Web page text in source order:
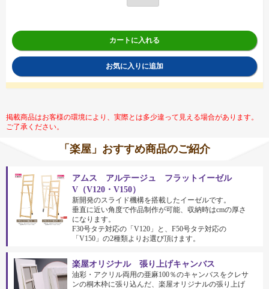
カートに入れる
お気に入りに追加
掲載商品はお客様の環境により、実際とは多少違って見える場合があります。
ご了承ください。
「楽屋」おすすめ商品のご紹介
アムス アルテージュ フラットイーゼル
V（V120・V150）
新開発のスライド機構を搭載したイーゼルです。
垂直に近い角度で作品制作が可能、収納時はcmの厚さ
になります。
F30号タテ対応の「V120」と、F50号タテ対応の
「V150」の2種類よりお選び頂けます。
楽屋オリジナル 張り上げキャンバス
油彩・アクリル両用の亜麻100％のキャンバスをクレサ
ンの桐木枠に張り込んだ、楽屋オリジナルの張り上げ